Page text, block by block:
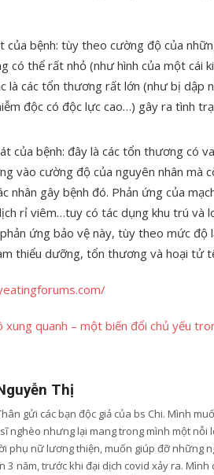
bệnh: tùy theo cường độ của
có thể rất nhỏ (như hình của một cái
là các tổn thương rất lớn (như bị dập
độc có độc lực cao…) gây ra tình
của bệnh: đây là các tổn thương có
vào cường độ của nguyên nhân mà
nhân gây bệnh đó. Phản ứng của
rỉ viêm…tuy có tác dụng khu trú và
ứng bảo vệ này, tùy theo mức độ
thiểu dưỡng, tổn thương và hoại tử
xung quanh – một biến đổi chủ yếu
Thị
gửi các bạn độc giả của bs Chi. Mình
nghèo nhưng lại mang trong mình một nỗi
phụ nữ lương thiện, muốn giúp đỡ những
3 năm, trước khi đại dịch covid xảy ra.